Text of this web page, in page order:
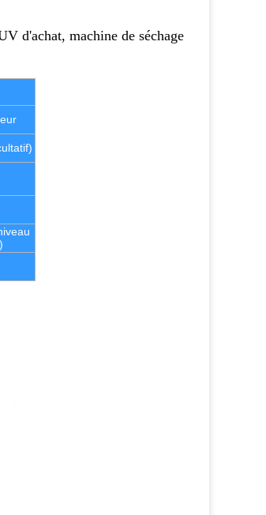
d'achat, machine de séchage